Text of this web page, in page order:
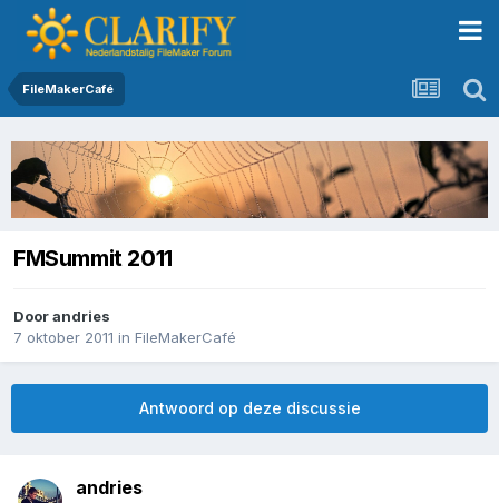
FileMakerCafé
FMSummit 2011
Doorandries
7 oktober 2011 in FileMakerCafé
Antwoord op deze discussie
andries